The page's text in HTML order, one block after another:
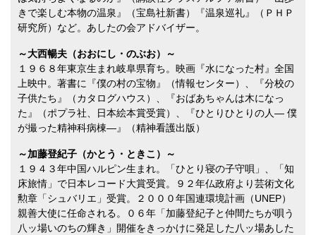
きで楽しむ本物の温泉』（宝島社新書）『温泉巡礼』（ＰＨＰ
研究所）など。あしたの会アドバイザー。
～大西暢夫（おおにし・のぶお）～
１９６８年東京生まれ岐阜県育ち。映画『水になった村』全国
上映中。著書に『僕の村の宝物』（情報センター）、『分校の
子供たち』（カタログハウス）、『おばあちゃんは木になっ
た』（ポプラ社、日本絵本賞受賞）、『ひとりひとりの人― 僕
が撮った精神科病棟―』（精神看護出版）
～加藤登紀子（かとう・ときこ）～
１９４３年中国ハルピン生まれ。「ひとり寝の子守唄」、「知
床旅情」で日本レコード大賞受賞。９２年仏政府より芸術文化
勲章「シュバリエ」受賞。２０００年国連環境計画（UNEP）
親善大使に任命される。０６年「加藤登紀子と仲間たちが唄う
八ッ場いのちの輝き」開催をきっかけに発足した八ッ場あした